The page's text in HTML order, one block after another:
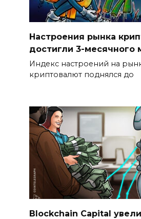
Настроения рынка
достигли 3-месячного
Индекс настроений на
криптовалют поднялся до
Blockchain Capital